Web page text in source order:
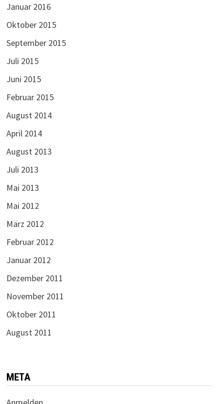
Januar 2016
Oktober 2015
September 2015
Juli 2015
Juni 2015
Februar 2015
August 2014
April 2014
August 2013
Juli 2013
Mai 2013
Mai 2012
März 2012
Februar 2012
Januar 2012
Dezember 2011
November 2011
Oktober 2011
August 2011
META